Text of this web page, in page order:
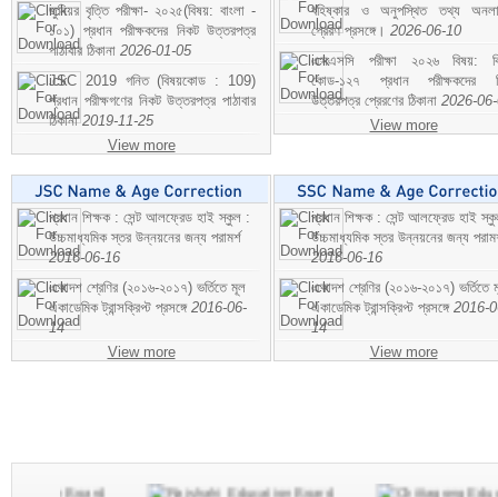
জুনিয়র বৃত্তি পরীক্ষা- ২০২৫(বিষয়: বাংলা -
১০১) প্রধান পরীক্ষকদের নিকট উত্তরপত্র
পাঠাবার ঠিকানা 2026-01-05
JSC 2019 গনিত (বিষয়কোড : 109)
প্রধান পরীক্ষগণের নিকট উত্তরপত্র পাঠাবার
ঠিকানা2019-11-25
View more
বহিষ্কার ও অনুপস্থিত তথ্য
প্রেরণ প্রসঙ্গে। 2026-06-10
এসএসসি পরীক্ষা ২০২৬ বিষয়:
কোড-১২৭ প্রধান পরীক্ষকদের
উত্তরপত্র প্রেরণের ঠিকানা 2026-
View more
প্রধান শিক্ষক : সেন্ট আলফ্রেড হাই স্কুল :
উচ্চমাধ্যমিক স্তর উন্নয়নের জন্য পরামর্শ
2016-06-16
একাদশ শ্রেণির (২০১৬-২০১৭) ভর্তিতে মূল
একাডেমিক ট্রান্সক্রিপ্ট প্রসঙ্গে 2016-06-
14
View more
প্রধান শিক্ষক : সেন্ট আলফ্রেড হাই
উচ্চমাধ্যমিক স্তর উন্নয়নের জন্য
2016-06-16
একাদশ শ্রেণির (২০১৬-২০১৭) ভর্তিতে
একাডেমিক ট্রান্সক্রিপ্ট প্রসঙ্গে 2016-
14
View more